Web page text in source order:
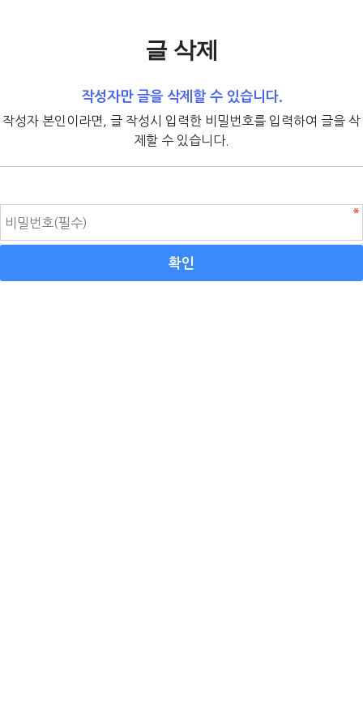
글 삭제
작성자만 글을 삭제할 수 있습니다.
작성자 본인이라면, 글 작성시 입력한 비밀번호를 입력하여 글을 삭
제할 수 있습니다.